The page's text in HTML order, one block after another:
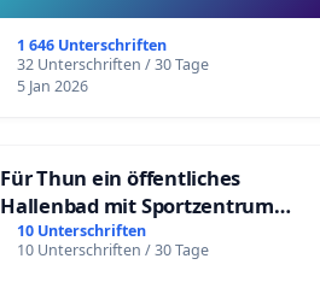
1 646 Unterschriften
32 Unterschriften / 30 Tage
5 Jan 2026
Für Thun ein öffentliches
Hallenbad mit Sportzentrum
schaffen
10 Unterschriften
10 Unterschriften / 30 Tage